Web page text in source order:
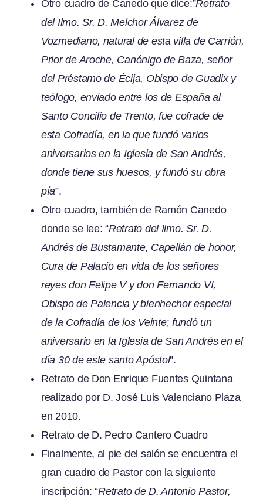
Otro cuadro de Canedo que dice:”Retrato
del Ilmo. Sr. D. Melchor Álvarez de
Vozmediano, natural de esta villa de Carrión,
Prior de Aroche, Canónigo de Baza, señor
del Préstamo de Écija, Obispo de Guadix y
teólogo, enviado entre los de España al
Santo Concilio de Trento, fue cofrade de
esta Cofradía, en la que fundó varios
aniversarios en la Iglesia de San Andrés,
donde tiene sus huesos, y fundó su obra
pía”.
Otro cuadro, también de Ramón Canedo
donde se lee: “Retrato del Ilmo. Sr. D.
Andrés de Bustamante, Capellán de honor,
Cura de Palacio en vida de los señores
reyes don Felipe V y don Fernando VI,
Obispo de Palencia y bienhechor especial
de la Cofradía de los Veinte; fundó un
aniversario en la Iglesia de San Andrés en el
día 30 de este santo Apóstol”.
Retrato de Don Enrique Fuentes Quintana
realizado por D. José Luis Valenciano Plaza
en 2010.
Retrato de D. Pedro Cantero Cuadro
Finalmente, al pie del salón se encuentra el
gran cuadro de Pastor con la siguiente
inscripción: “Retrato de D. Antonio Pastor,